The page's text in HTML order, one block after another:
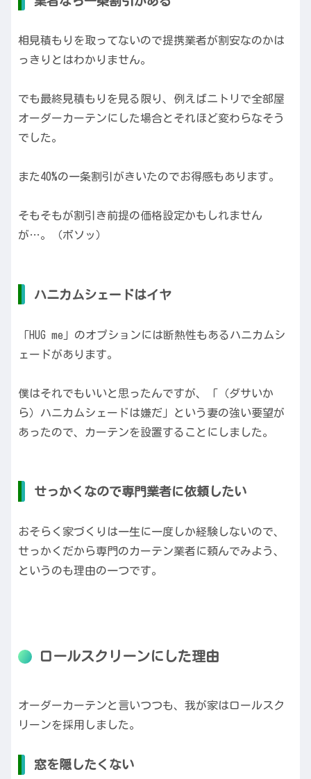
相見積もりを取ってないので提携業者が割安なのかは
っきりとはわかりません。
でも最終見積もりを見る限り、例えばニトリで全部屋
オーダーカーテンにした場合とそれほど変わらなそう
でした。
また40%の一条割引がきいたのでお得感もあります。
そもそもが割引き前提の価格設定かもしれません
が…。（ボソッ）
ハニカムシェードはイヤ
「HUG me」のオプションには断熱性もあるハニカムシ
ェードがあります。
僕はそれでもいいと思ったんですが、「（ダサいか
ら）ハニカムシェードは嫌だ」という妻の強い要望が
あったので、カーテンを設置することにしました。
せっかくなので専門業者に依頼したい
おそらく家づくりは一生に一度しか経験しないので、
せっかくだから専門のカーテン業者に頼んでみよう、
というのも理由の一つです。
ロールスクリーンにした理由
オーダーカーテンと言いつつも、我が家はロールスク
リーンを採用しました。
窓を隠したくない